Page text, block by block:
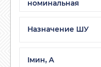
номинальная
Назначение ШУ
Iмин, А